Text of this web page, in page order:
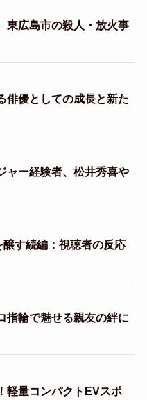
東広島市の殺人・放火事
俳優としての成長と新た
ャー経験者、松井秀喜や
す続編：視聴者の反応
指輪で魅せる親友の絆に
軽量コンパクトEVスポ